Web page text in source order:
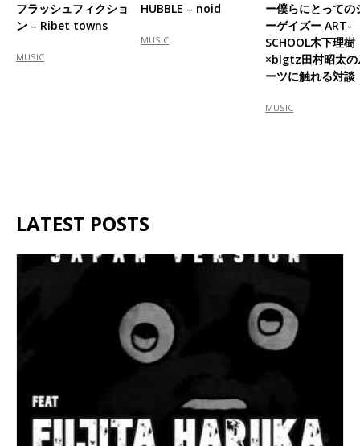
フラッシュフィクショ
ン – Ribet towns
MUSIC
HUBBLE – noid
MUSIC
ー僕らにとっての
ーゲイズー ART-
SCHOOL木下理樹
×blgtz田村昭太の
ーツに触れる対談
MUSIC
LATEST POSTS